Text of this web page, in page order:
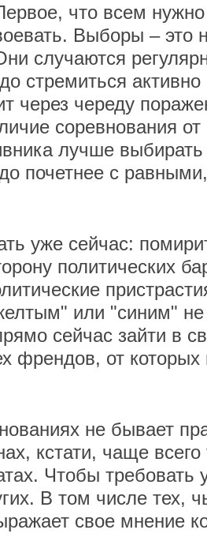
что всем нужно
Выборы – это
случаются
стремиться
через череду
соревнования
лучше
почетнее с
уже сейчас:
политических
или "синим" не
сейчас зайти в
френдов, от
не бывает
кстати, чаще
Чтобы требовать
В том числе тех,
свое мнение